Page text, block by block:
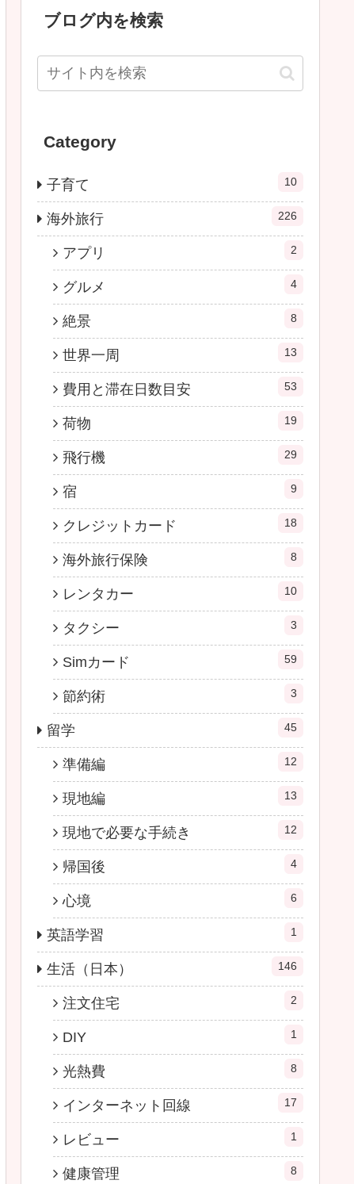
ブログ内を検索
Category
子育て 10
海外旅行 226
アプリ 2
グルメ 4
絶景 8
世界一周 13
費用と滞在日数目安 53
荷物 19
飛行機 29
宿 9
クレジットカード 18
海外旅行保険 8
レンタカー 10
タクシー 3
Simカード 59
節約術 3
留学 45
準備編 12
現地編 13
現地で必要な手続き 12
帰国後 4
心境 6
英語学習 1
生活（日本） 146
注文住宅 2
DIY 1
光熱費 8
インターネット回線 17
レビュー 1
健康管理 8